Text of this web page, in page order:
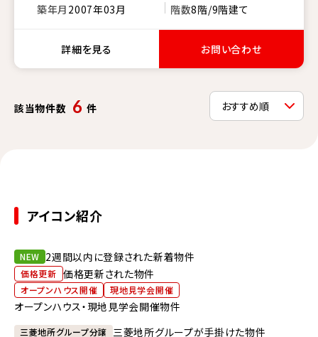
築年月 2007年03月 階数8階/9階建て
詳細を見る お問い合わせ
該当物件数 6 件
アイコン紹介
NEW 2週間以内に登録された新着物件
価格更新 価格更新された物件
オープンハウス開催 現地見学会開催
オープンハウス・現地見学会開催物件
三菱地所グループ分譲 三菱地所グループが手掛けた物件